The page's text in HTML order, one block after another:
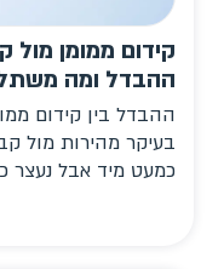
קידום ממומן מול
ההבדל ומה
ההבדל בין קידום
בעיקר מהירות מול
כמעט מיד אבל נעצר